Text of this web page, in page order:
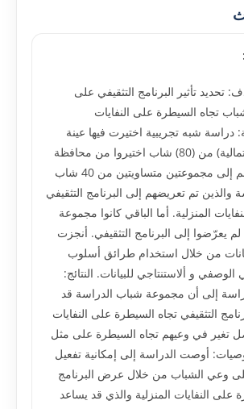
تحديد تأثير البرنامج التثقيفي على
تجاه السيطرة على النفايات
دراسة شبه تجريبية اختيرت فيها عينة
حصصية (غير احتمالية) من (80) شاب اختيروا من محافظة
بغداد، تم شطرهم إلى مجموعتين متساويتين من 40 شاب
والذين تم تعريضهم إلى البرنامج التثقيفي
المنزلية. أما الباقي كانوا مجموعة
يعرّضوا إلى البرنامج التثقيفي. أنجزت
من خلال استخدام طرائق أسلوب
الوصفي و ألاستنتاجي للبيانات. النتائج:
إلى أن مجموعة شباب الدراسة قد
التثقيفي تجاه السيطرة على النفايات
تغير في وعيهم تجاه السيطرة على مثل
أوصت الدراسة إلى إمكانية تفعيل
وعي الشباب من خلال عرض البرنامج
على النفايات المنزلية والذي قد يساعد